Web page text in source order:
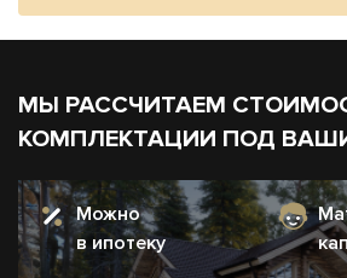
МЫ РАССЧИТАЕМ
КОМПЛЕКТАЦИИ ПОД
Можно
в ипотеку